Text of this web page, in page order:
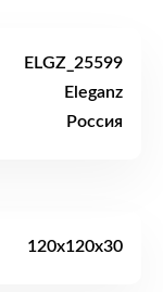
ELGZ_25599
Eleganz
Россия
120x120x30